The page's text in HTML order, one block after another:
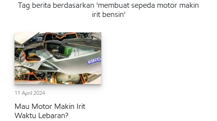
Tag berita berdasarkan 'membuat sepeda motor makin
irit bensin'
11 April 2024
Mau Motor Makin Irit
Waktu Lebaran?